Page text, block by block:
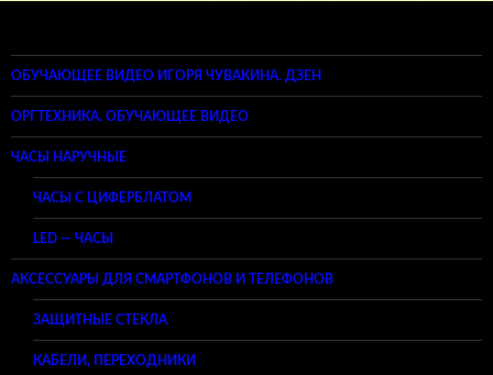
ОБУЧАЮЩЕЕ ВИДЕО ИГОРЯ ЧУВАКИНА. ДЗЕН
ОРГТЕХНИКА. ОБУЧАЮЩЕЕ ВИДЕО
ЧАСЫ НАРУЧНЫЕ
ЧАСЫ С ЦИФЕРБЛАТОМ
LED — ЧАСЫ
АКСЕССУАРЫ ДЛЯ СМАРТФОНОВ И ТЕЛЕФОНОВ
ЗАЩИТНЫЕ СТЕКЛА
КАБЕЛИ, ПЕРЕХОДНИКИ